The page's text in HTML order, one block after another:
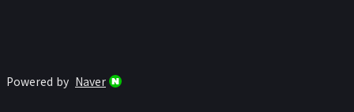
Powered by Naver